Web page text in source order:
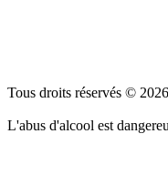
Tous droits réservés © 2026
L'abus d'alcool est